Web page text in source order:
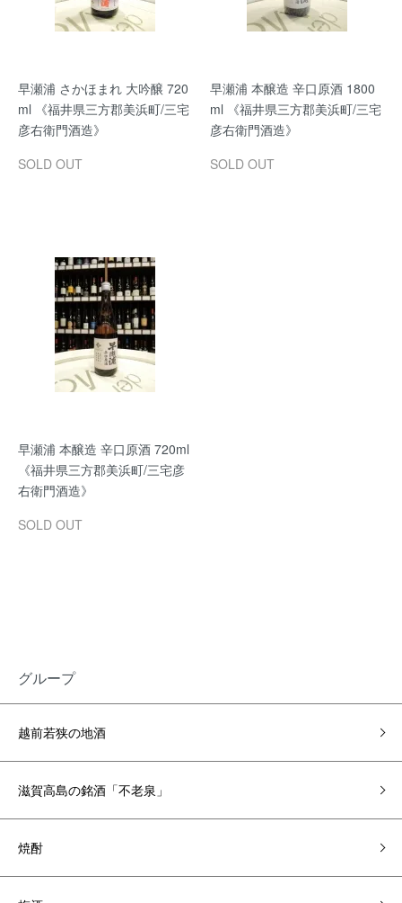
早瀬浦 さかほまれ 大吟醸 720
ml 《福井県三方郡美浜町/三宅
彦右衛門酒造》
SOLD OUT
早瀬浦 本醸造 辛口原酒 1800
ml 《福井県三方郡美浜町/三宅
彦右衛門酒造》
SOLD OUT
早瀬浦 本醸造 辛口原酒 720ml
《福井県三方郡美浜町/三宅彦
右衛門酒造》
SOLD OUT
グループ
越前若狭の地酒
滋賀高島の銘酒「不老泉」
焼酎